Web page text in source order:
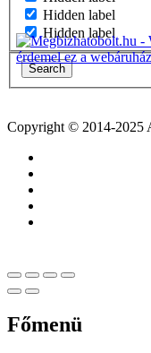
Hidden label
Hidden label
Search
Copyright © 2014-2025
Főmenü